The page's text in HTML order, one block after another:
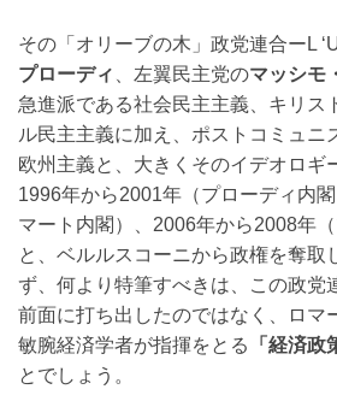
その「オリーブの木」政党連合ーL
プローディ
、左翼民主党のマッシモ
急進派である社会民主主義、キリス
ル民主主義に加え、ポストコミュニ
欧州主義と、大きくそのイデオロギ
1996年から2001年（プローディ内
マート内閣）、2006年から2008年（
と、ベルルスコーニから政権を奪取
ず、何より特筆すべきは、この政党
前面に打ち出したのではなく、ロマ
敏腕経済学者が指揮をとる
「経済政
とでしょう。